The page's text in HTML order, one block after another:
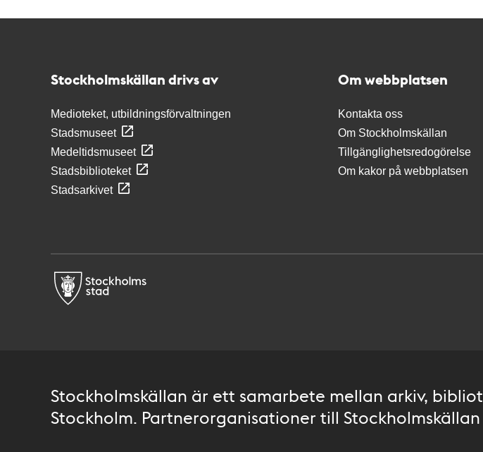
Stockholmskällan drivs av
Medioteket, utbildningsförvaltningen
Stadsmuseet
Medeltidsmuseet
Stadsbiblioteket
Stadsarkivet
Om webbplatsen
Kontakta oss
Om Stockholmskällan
Tillgänglighetsredogörelse
Om kakor på webbplatsen
Stockholmskällan är ett samarbete mellan arkiv,
Stockholm. Partnerorganisationer till